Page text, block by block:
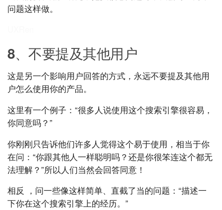
问题这样做。
8、不要提及其他用户
这是另一个影响用户回答的方式，永远不要提及其他用
户怎么使用你的产品。
这里有一个例子：“很多人说使用这个搜索引擎很容易，
你同意吗？”
你刚刚只告诉他们许多人觉得这个易于使用，相当于你
在问：“你跟其他人一样聪明吗？还是你很笨连这个都无
法理解？”所以人们当然会回答同意！
相反 ，问一些像这样简单、直截了当的问题：“描述一
下你在这个搜索引擎上的经历。”